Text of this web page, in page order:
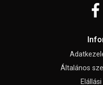
Általános